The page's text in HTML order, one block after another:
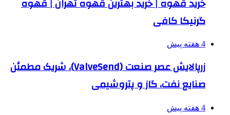
گرنیکا کافی
4 هفته پیش
زرپالایش عصر صنعت (ValveSend)، شریک مطمئن
صنایع نفت، گاز و پتروشیمی
4 هفته پیش